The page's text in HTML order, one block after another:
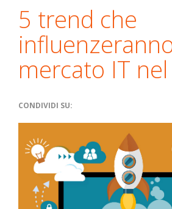
5 trend che
mercato IT
CONDIVIDI SU: